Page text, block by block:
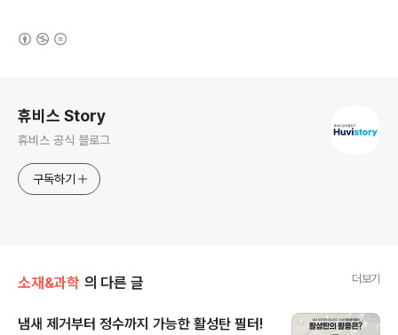
휴비스 Story
휴비스 공식 블로그
구독하기
소재&과학 의 다른 글 더보기
냄새 제거부터 정수까지 가능한 활성탄 필터!